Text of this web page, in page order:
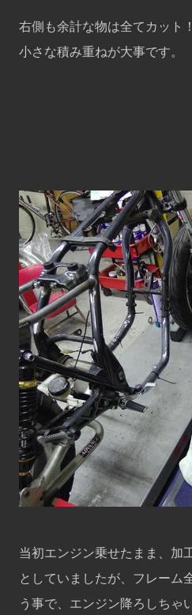
右側も余計な物は全てカット！
小さな積み重ねが大事です。
当初エンジン乗せたまま、加
としていましたが、フレーム
う事で、エンジン降ろしちゃ